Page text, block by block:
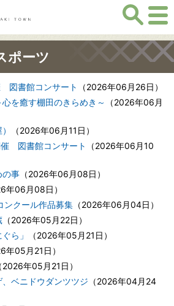
ポーツ
図書館コンサート （2026年06月26日 ）
心を癒す棚田のきらめき～
（2026年06月
（2026年06月11日 ）
図書館コンサート
（2026年06月10
の事 （2026年06月08日 ）
年06月08日 ）
ンクール作品募集 （2026年06月04日 ）
（2026年05月22日 ）
ら」
（2026年05月21日 ）
年05月21日 ）
2026年05月21日 ）
ベニドウダンツツジ （2026年04月24